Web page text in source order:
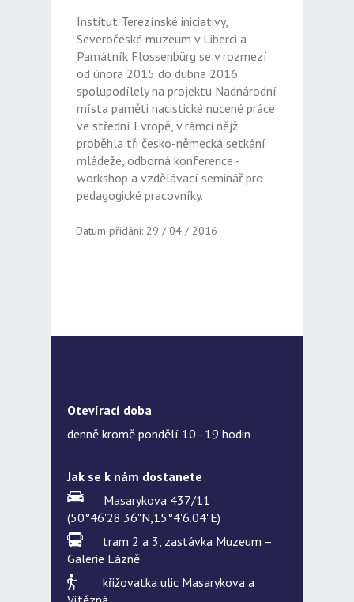
Institut Terezínské iniciativy,
Severočeské muzeum v Liberci a
Památník Flossenbürg se v rozmezí
od února 2015 do dubna 2016
spolupodílely na projektu Nadnárodní
místa paměti nacistické nucené práce
ve střední Evropě, v rámci nějž
proběhla tři česko-německá setkání
mládeže, odborná konference -
workshop a vzdělávací seminář pro
pedagogické pracovníky.
Datum přidání: 29 / 04 / 2016
Otevírací doba
denně kromě pondělí 10–19 hodin
Jak se k nám dostanete
Masarykova 437/11
(50°46'28.36"N,15°4'6.04"E)
tram 2 a 3, zastávka Muzeum –
Galerie Lázně
křižovatka ulic Masarykova a